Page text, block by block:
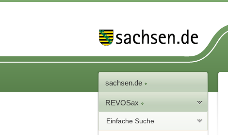
sachsen.de
REVOSax
Einfache Suche